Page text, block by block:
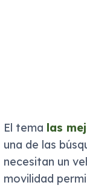
El tema las
una de las
necesitan un
movilidad